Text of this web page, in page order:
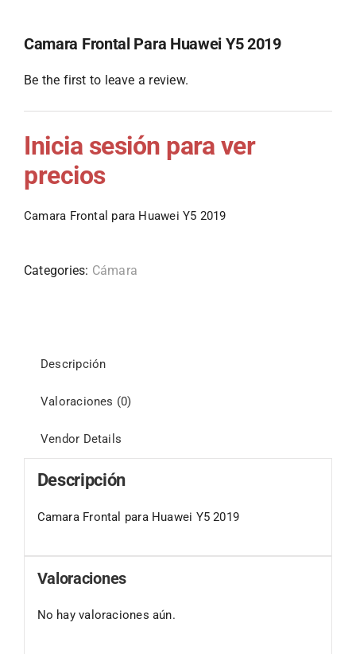
Camara Frontal Para Huawei Y5 2019
Be the first to leave a review.
Inicia sesión para ver
precios
Camara Frontal para Huawei Y5 2019
Categories: Cámara
Descripción
Valoraciones (0)
Vendor Details
Descripción
Camara Frontal para Huawei Y5 2019
Valoraciones
No hay valoraciones aún.